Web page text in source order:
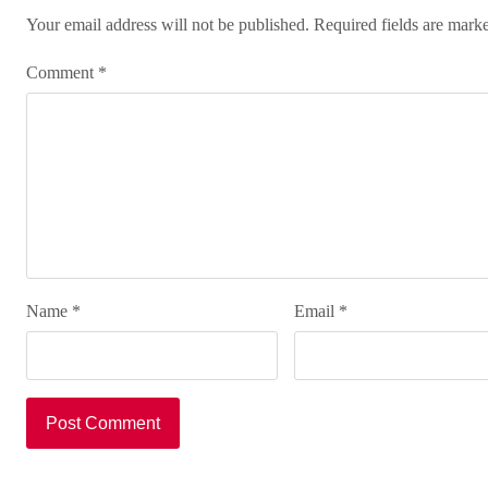
Your email address will not be published. Required fields are
Comment *
Name * Email *